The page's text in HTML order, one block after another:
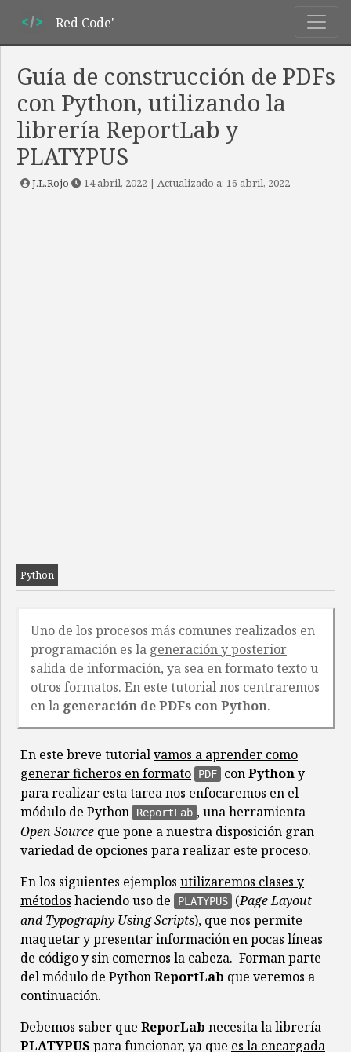
Red Code'
Guía de construcción de PDFs
con Python, utilizando la
librería ReportLab y
PLATYPUS
J.L.Rojo 14 abril, 2022 | Actualizado a: 16 abril, 2022
Python
Uno de los procesos más comunes realizados en
programación es la generación y posterior
salida de información, ya sea en formato texto u
otros formatos. En este tutorial nos centraremos
en la generación de PDFs con Python.
En este breve tutorialvamos a aprender como
generar ficheros en formato
PDF conPythony
para realizar esta tarea nos enfocaremos en el
módulo de Python
ReportLab , una herramienta
Open Source que pone a nuestra disposición gran
variedad de opciones para realizar este proceso.
En los siguientes ejemplos utilizaremos clases y
métodos haciendo uso de PLATYPUS (Page Layout
and Typography Using Scripts), que nos permite
maquetar y presentar información en pocas líneas
de código y sin comernos la cabeza. Forman parte
del módulo de PythonReportLab que veremos a
continuación.
Debemos saber que ReporLab necesita la librería
PLATYPUS para funcionar, ya que es la encargada